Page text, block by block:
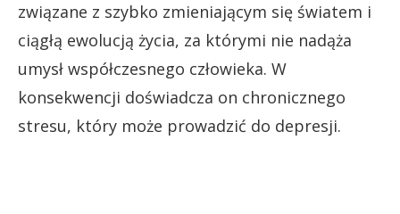
związane z szybko zmieniającym się światem i
ciągłą ewolucją życia, za którymi nie nadąża
umysł współczesnego człowieka. W
konsekwencji doświadcza on chronicznego
stresu, który może prowadzić do depresji.